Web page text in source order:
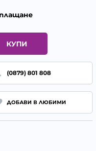
КУПИ
(0879) 801 808
ДОБАВИ В ЛЮБИМИ